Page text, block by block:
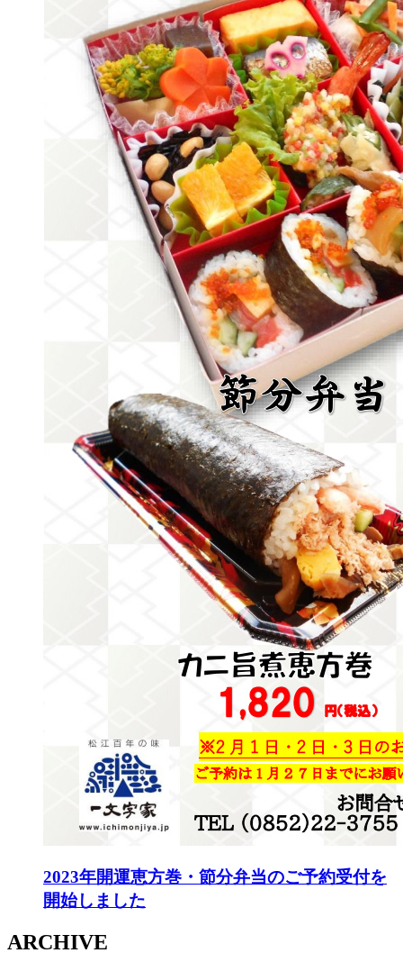
2023年開運恵方巻・節分弁当のご予約受付を
開始しました
ARCHIVE